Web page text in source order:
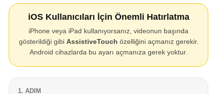
iOS Kullanıcıları İçin Önemli Hatırlatma
iPhone veya iPad kullanıyorsanız, videonun başında
gösterildiği gibi AssistiveTouch özelliğini açmanız gerekir.
Android cihazlarda bu ayarı açmanıza gerek yoktur.
1. ADIM